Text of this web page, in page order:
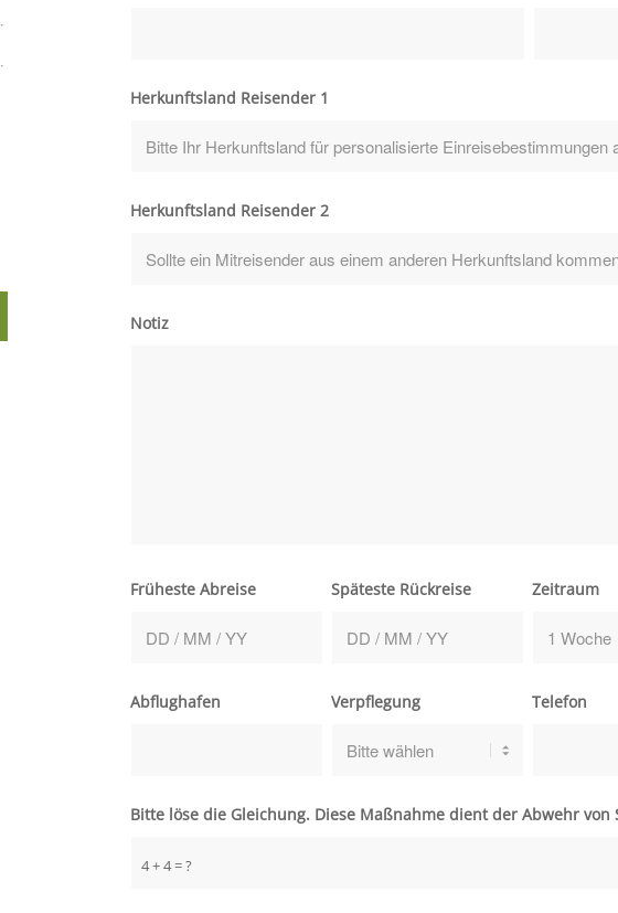
Herkunftsland Reisender 1
Herkunftsland Reisender 2
Notiz
Früheste Abreise Späteste Rückreise Zeitraum
Abflughafen Verpflegung Telefon
4 + 4 = ?
Bitte löse die Gleichung. Diese Maßnahme dient der Abwehr von